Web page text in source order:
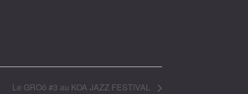
Le GROô #3 au KOA JAZZ FESTIVAL